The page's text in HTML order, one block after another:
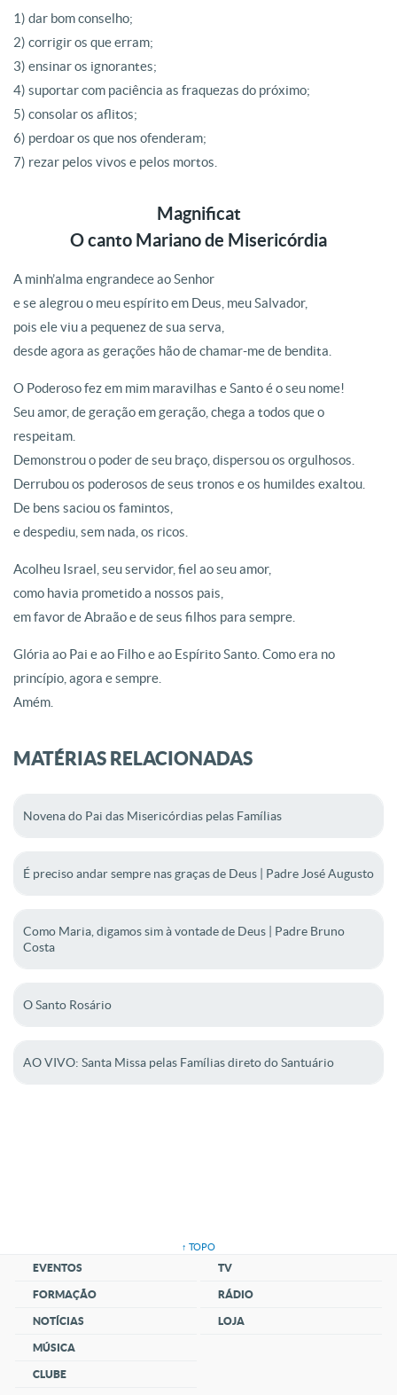
1) dar bom conselho;
2) corrigir os que erram;
3) ensinar os ignorantes;
4) suportar com paciência as fraquezas do próximo;
5) consolar os aflitos;
6) perdoar os que nos ofenderam;
7) rezar pelos vivos e pelos mortos.
Magnificat
O canto Mariano de Misericórdia
A minh’alma engrandece ao Senhor
e se alegrou o meu espírito em Deus, meu Salvador,
pois ele viu a pequenez de sua serva,
desde agora as gerações hão de chamar-me de bendita.
O Poderoso fez em mim maravilhas e Santo é o seu nome!
Seu amor, de geração em geração, chega a todos que o
respeitam.
Demonstrou o poder de seu braço, dispersou os orgulhosos.
Derrubou os poderosos de seus tronos e os humildes exaltou.
De bens saciou os famintos,
e despediu, sem nada, os ricos.
Acolheu Israel, seu servidor, fiel ao seu amor,
como havia prometido a nossos pais,
em favor de Abraão e de seus filhos para sempre.
Glória ao Pai e ao Filho e ao Espírito Santo. Como era no
princípio, agora e sempre.
Amém.
MATÉRIAS RELACIONADAS
Novena do Pai das Misericórdias pelas Famílias
É preciso andar sempre nas graças de Deus | Padre José Augusto
Como Maria, digamos sim à vontade de Deus | Padre Bruno
Costa
O Santo Rosário
AO VIVO: Santa Missa pelas Famílias direto do Santuário
↑ TOPO
EVENTOS
FORMAÇÃO
NOTÍCIAS
MÚSICA
CLUBE
TV
RÁDIO
LOJA